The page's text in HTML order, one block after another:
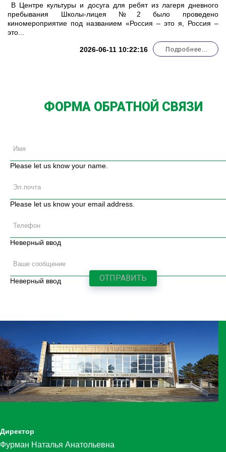
2026-06-11 10:22:16
В Центре культуры и досуга для ребят из лагеря дневного
пребывания Школы-лицея №2 было проведено
киномероприятие под названием «Россия – это я, Россия –
это...
Подробнее...
ФОРМА ОБРАТНОЙ СВЯЗИ
Please let us know your name.
Please let us know your email address.
Неверный ввод
Неверный ввод
Директор
Фурман Наталья Анатольевна